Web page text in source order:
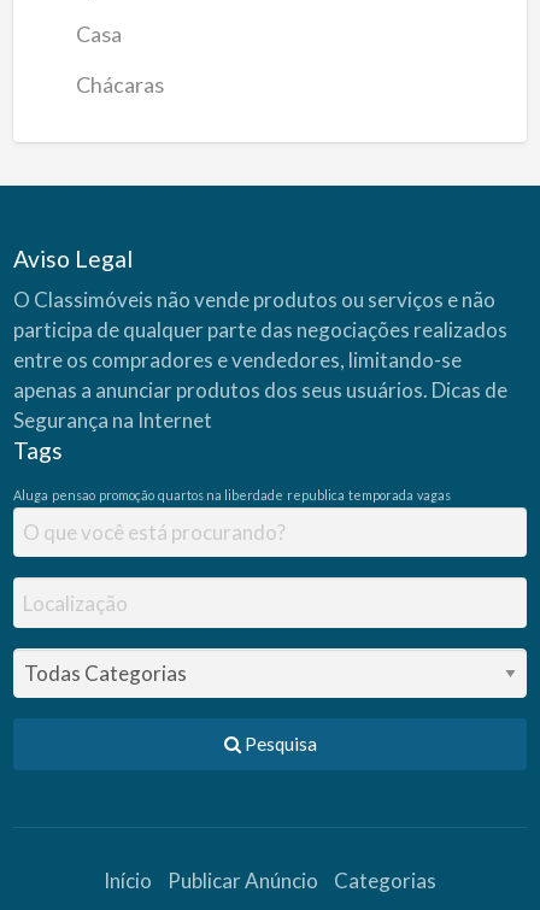
Casa
Chácaras
Aviso Legal
O Classimóveis não vende produtos ou serviços e não
participa de qualquer parte das negociações realizados
entre os compradores e vendedores, limitando-se
apenas a anunciar produtos dos seus usuários. Dicas de
Segurança na Internet
Tags
Aluga pensao promoção quartos na liberdade republica temporada vagas
Pesquisa
Início Publicar Anúncio Categorias